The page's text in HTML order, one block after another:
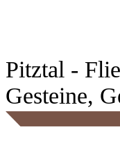
Pitztal -
Gesteine,